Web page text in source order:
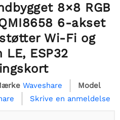
8×8 RGB
6-akset
Wi-Fi og
ESP32
Waveshare
Model
Skrive en anmeldelse